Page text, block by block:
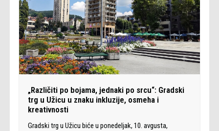
„Različiti po bojama, jednaki po srcu“: Gradski
trg u Užicu u znaku inkluzije, osmeha i
kreativnosti
Gradski trg u Užicu biće u ponedeljak, 10. avgusta,